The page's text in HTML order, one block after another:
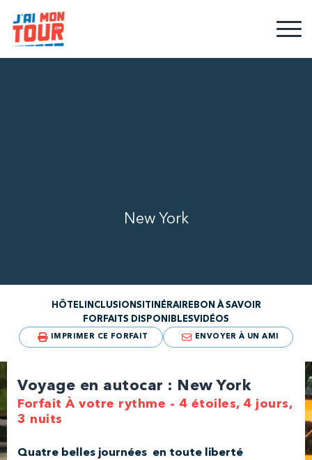
New York
HÔTEL INCLUSIONS ITINÉRAIRE BON À SAVOIR
FORFAITS DISPONIBLESVIDÉOS
IMPRIMER CE FORFAIT ENVOYER À UN AMI
Voyage en autocar : New York
Forfait À votre rythme - 4 étoiles, 4 jours,
3 nuits
Quatre belles journées en toute liberté